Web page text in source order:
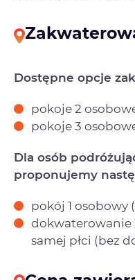
Dostępne opcje
pokoje 2
pokoje 3
Dla osób
proponujemy
pokój 1 osobowy
dokwaterowanie
samej płci (bez